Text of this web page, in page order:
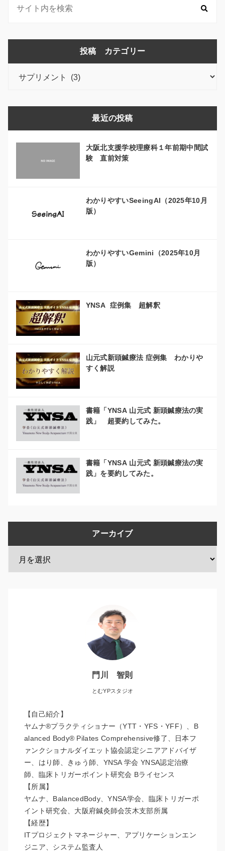
投稿 カテゴリー
稿
最近の投稿
大阪北支援学校理療科１年前期中間試
験 直前対策
わかりやすいSeeingAI（2025年10月
版）
わかりやすいGemini（2025年10月
版）
YNSA 症例集 超解釈
山元式新頭鍼療法 症例集 わかりや
すく解説
書籍「YNSA 山元式 新頭鍼療法の実
践」 超要約してみた。
書籍「YNSA 山元式 新頭鍼療法の実
践」を要約してみた。
アーカイブ
門川 智則
とむYPスタジオ
【自己紹介】
ヤムナ®︎プラクティショナー（YTT・YFS・YFF）、B
alanced Body® Pilates Comprehensive修了、日本フ
ァンクショナルダイエット協会認定シニアアドバイザ
ー、はり師、きゅう師、YNSA 学会 YNSA認定治療
師、臨床トリガーポイント研究会 Bライセンス
【所属】
ヤムナ、BalancedBody、YNSA学会、臨床トリガーポ
イント研究会、大阪府鍼灸師会茨木支部所属
【経歴】
ITプロジェクトマネージャー、アプリケーションエン
ジニア、システム監査人